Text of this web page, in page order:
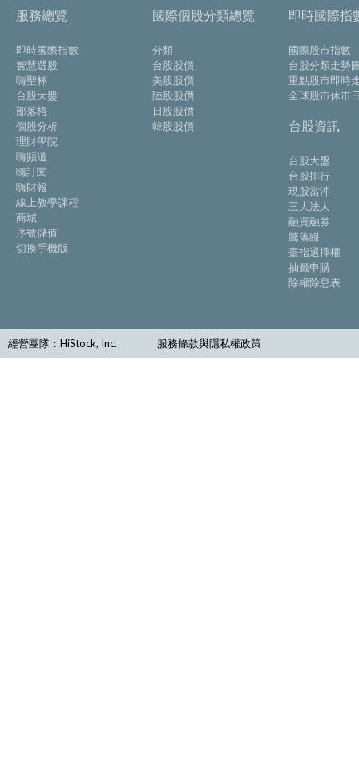
服務總覽
即時國際指數
智慧選股
嗨聖杯
台股大盤
部落格
個股分析
理財學院
嗨頻道
嗨訂閱
嗨財報
線上教學課程
商城
序號儲值
切換手機版
國際個股分類總覽
分類
台股股價
美股股價
陸股股價
日股股價
韓股股價
即時國際指
國際股市指數
台股分類走勢
重點股市即時
全球股市休市
台股資訊
台股大盤
台股排行
現股當沖
三大法人
融資融券
騰落線
臺指選擇權
抽籤申購
除權除息表
經營團隊：HiStock, Inc. 服務條款與隱私權政策